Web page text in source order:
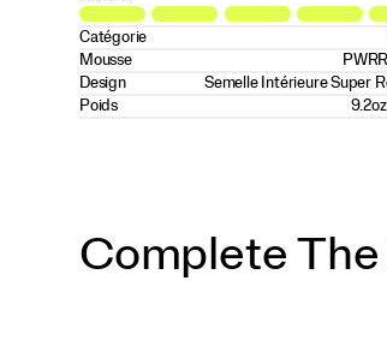
Catégorie
Mousse
Design
Semelle Intérieure Super
Poids
Complete